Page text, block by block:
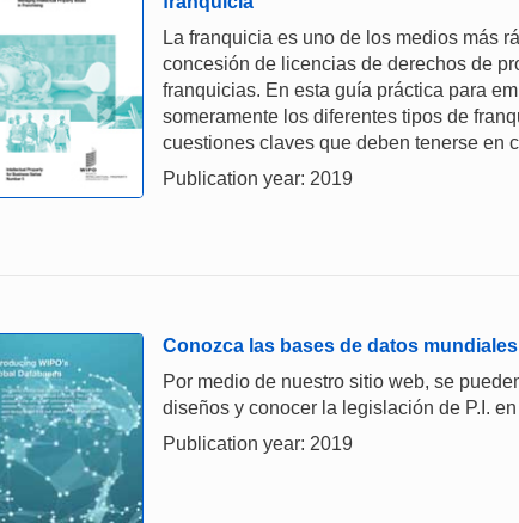
La franquicia es uno de los medios más
concesión de licencias de derechos de
franquicias. En esta guía práctica para
someramente los diferentes tipos de
cuestiones claves que deben tenerse en
Publication year: 2019
Conozca las bases de datos mundiales
Por medio de nuestro sitio web, se
diseños y conocer la legislación de P.I.
Publication year: 2019